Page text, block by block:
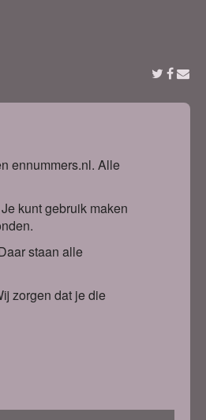
ennummers.nl. Alle
kunt gebruik maken
r staan alle
zorgen dat je die